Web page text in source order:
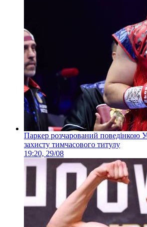
Паркер розчарований поведінкою
захисту тимчасового титулу
19:20, 29/08